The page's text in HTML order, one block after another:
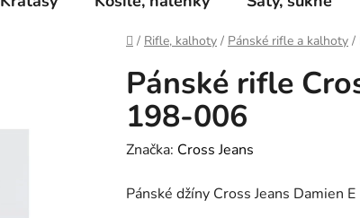
Domů
/ Rifle, kalhoty / Pánské rifle a kalhoty /
Pánské rifle
198-006
Značka: Cross Jeans
Pánské džíny Cross Jeans Damien